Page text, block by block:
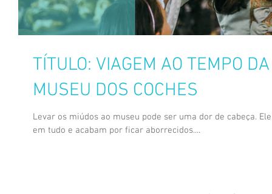
TÍTULO: VIAGEM AO TEMPO
MUSEU DOS COCHES
Levar os miúdos ao museu pode ser uma dor de cabeça.
em tudo e acabam por ficar aborrecidos....